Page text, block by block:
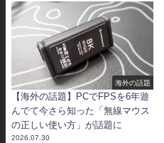
海外の話題
【海外の話題】PCでFPSを6年遊
んでて今さら知った「無線マウス
の正しい使い方」が話題に
2026.07.30